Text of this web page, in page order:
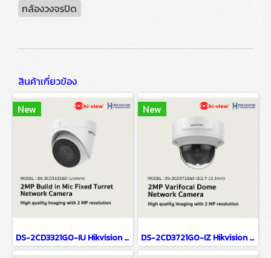
กล้องวงจรปิด
สินค้าเกี่ยวข้อง
New
DS-2CD3321G0-IU Hikvision 2MP Build in Mic Fixed Turret Network Camera IP Camera CCTV Camera (4mm)
New
DS-2CD3721G0-IZ Hikvision 2MP Varifocal Dome Network Camera IP Camera CCTV Camera (2.7-13.5mm)